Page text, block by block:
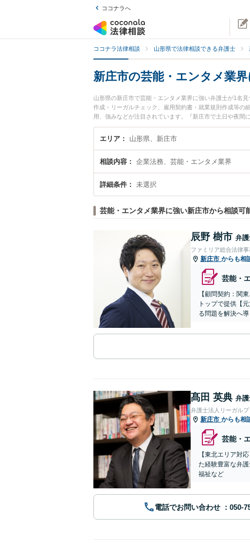
ココナラへ
ココナラ法律相談 山形県で法律相談できる弁護士
新庄市の芸能・エンタメ業
山形県の新庄市で芸能・エンタメ業界に強い弁護士が1名
作成・リーガルチェック、雇用契約書・就業規則作成等の
用、強みなどが注目されています。『新庄市で土日や夜間
豊富な近くの弁護士を検索したい』『初回相談無料で芸
エリア 山形県、新庄市
相談内容 企業法務、芸能・エンタメ業界
詳細条件 未選択
芸能・エンタメ業界に強い新庄市から相談可
辰野 樹市 弁
ファミリア総合法律
新庄市 からも相
芸能・
【顧問契約：関
トップで提供【
る問題を解決へ
髙田 英典 弁
弁護士法人リーガル
新庄市 からも相
芸能・
【東北エリア対
た経験豊富な弁
福祉など
電話でお問い合わせ